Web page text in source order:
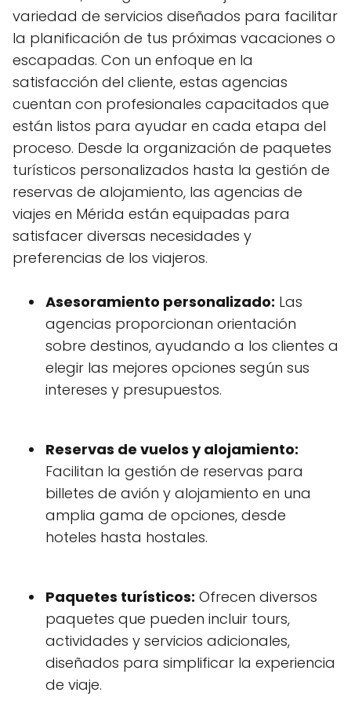
variedad de servicios diseñados para facilitar
la planificación de tus próximas vacaciones o
escapadas. Con un enfoque en la
satisfacción del cliente, estas agencias
cuentan con profesionales capacitados que
están listos para ayudar en cada etapa del
proceso. Desde la organización de paquetes
turísticos personalizados hasta la gestión de
reservas de alojamiento, las agencias de
viajes en Mérida están equipadas para
satisfacer diversas necesidades y
preferencias de los viajeros.
Asesoramiento personalizado: Las
agencias proporcionan orientación
sobre destinos, ayudando a los clientes a
elegir las mejores opciones según sus
intereses y presupuestos.
Reservas de vuelos y alojamiento:
Facilitan la gestión de reservas para
billetes de avión y alojamiento en una
amplia gama de opciones, desde
hoteles hasta hostales.
Paquetes turísticos: Ofrecen diversos
paquetes que pueden incluir tours,
actividades y servicios adicionales,
diseñados para simplificar la experiencia
de viaje.